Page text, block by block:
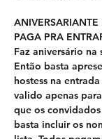
PAGA PRA
Faz aniversário na
Então basta
hostess na
valido apenas
que os
basta incluir os